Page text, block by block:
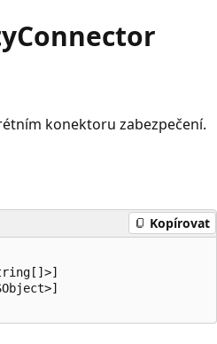
Connector
konektoru zabezpečení.
Kopírovat